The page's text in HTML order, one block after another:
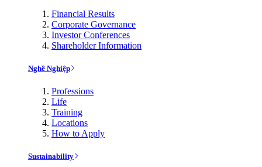
Financial Results
Corporate Governance
Investor Conferences
Shareholder Information
Nghề Nghiệp
Professions
Life
Training
Locations
How to Apply
Sustainability